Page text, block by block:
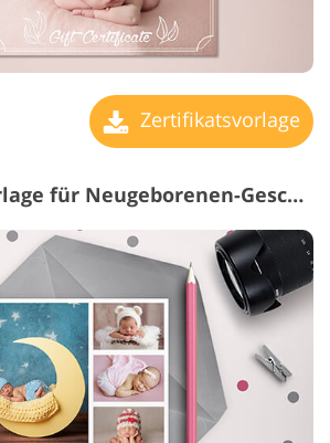
Zertifikatsvorlage
Kostenlose Vorlage für Neugeborenen-Geschenkgutscheine